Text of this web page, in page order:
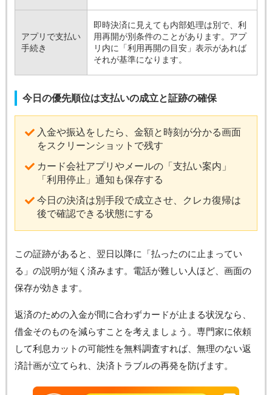
アプリで支払い
手続き
即時決済に見えても内部処理は別で、利
用再開が別条件のことがあります。アプ
リ内に「利用再開の目安」表示があれば
それが基準になります。
今日の優先順位は支払いの成立と証跡の確保
入金や振込をしたら、金額と時刻が分かる画面
をスクリーンショットで残す
カード会社アプリやメールの「支払い案内」
「利用停止」通知も保存する
今日の決済は別手段で成立させ、クレカ復帰は
後で確認できる状態にする
この証跡があると、翌日以降に「払ったのに止まってい
る」の説明が短く済みます。電話が難しい人ほど、画面の
保存が効きます。
返済のための入金が間に合わずカードが止まる状況なら、
借金そのものを減らすことを考えましょう。専門家に依頼
して利息カットの可能性を無料調査すれば、無理のない返
済計画が立てられ、決済トラブルの再発を防げます。